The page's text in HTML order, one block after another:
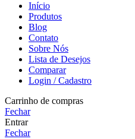
Início
Produtos
Blog
Contato
Sobre Nós
Lista de Desejos
Comparar
Login / Cadastro
Carrinho de compras
Fechar
Entrar
Fechar